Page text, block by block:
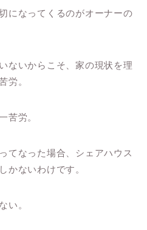
になってくるのがオーナーの
ないからこそ、家の現状を理
労。
苦労。
てなった場合、シェアハウス
かないわけです。
い。